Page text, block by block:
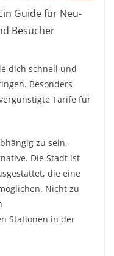
Guide für Neu-
Besucher
dich schnell und
Besonders
Tarife für
zu sein,
Die Stadt ist
die eine
Nicht zu
Stationen in der